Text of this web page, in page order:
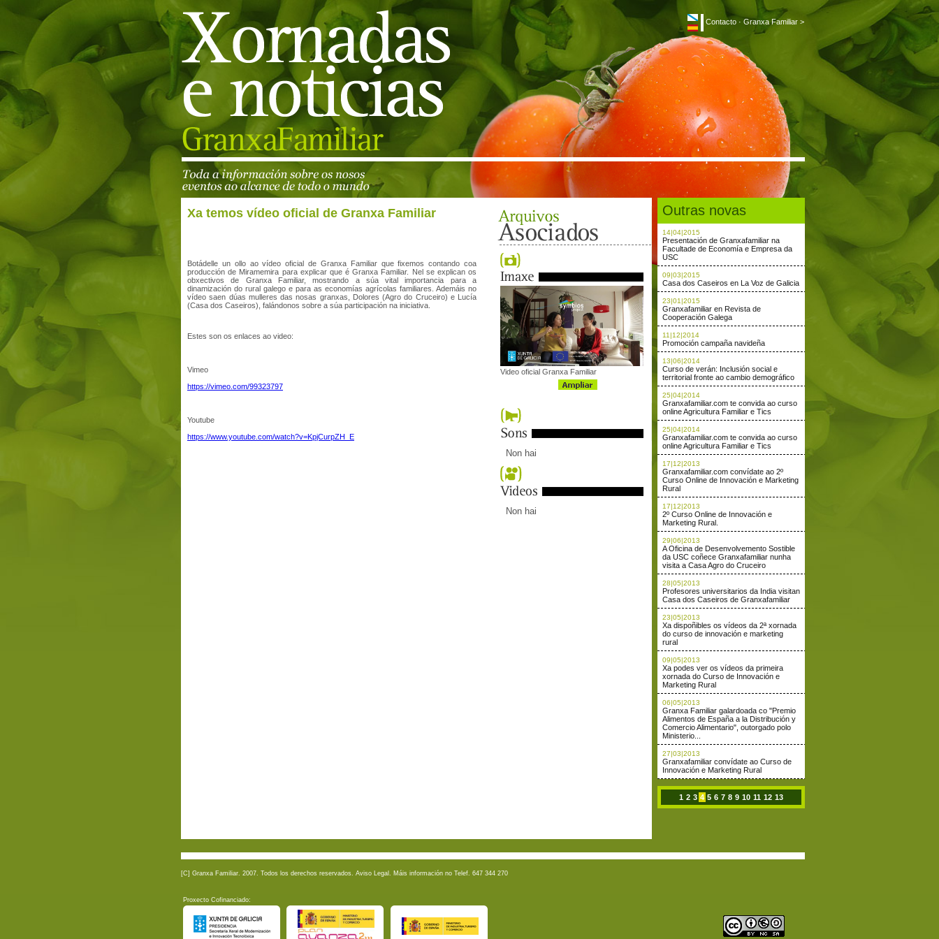
Contacto · Granxa Familiar >
Outras novas
14|04|2015
Presentación de Granxafamiliar na
Facultade de Economía e Empresa da
USC
09|03|2015
Casa dos Caseiros en La Voz de Galicia
23|01|2015
Granxafamiliar en Revista de
Cooperación Galega
11|12|2014
Promoción campaña navideña
13|06|2014
Curso de verán: Inclusión social e
territorial fronte ao cambio demográfico
25|04|2014
Granxafamiliar.com te convida ao curso
online Agricultura Familiar e Tics
25|04|2014
Granxafamiliar.com te convida ao curso
online Agricultura Familiar e Tics
17|12|2013
Granxafamiliar.com convídate ao 2º
Curso Online de Innovación e Marketing
Rural
17|12|2013
2º Curso Online de Innovación e
Marketing Rural.
29|06|2013
A Oficina de Desenvolvemento Sostible
da USC coñece Granxafamiliar nunha
visita a Casa Agro do Cruceiro
28|05|2013
Profesores universitarios da India visitan
Casa dos Caseiros de Granxafamiliar
23|05|2013
Xa dispoñibles os vídeos da 2ª xornada
do curso de innovación e marketing
rural
09|05|2013
Xa podes ver os vídeos da primeira
xornada do Curso de Innovación e
Marketing Rural
06|05|2013
Granxa Familiar galardoada co "Premio
Alimentos de España a la Distribución y
Comercio Alimentario", outorgado polo
Ministerio...
27|03|2013
Granxafamiliar convídate ao Curso de
Innovación e Marketing Rural
1 2 3 4 5 6 7 8 9 10 11 12 13
Video oficial Granxa Familiar
Non hai
Non hai
Xa temos vídeo oficial de Granxa Familiar
Botádelle un ollo ao vídeo oficial de Granxa Familiar que fixemos contando coa
producción de Miramemira para explicar que é Granxa Familiar. Nel se explican os
obxectivos de Granxa Familiar, mostrando a súa vital importancia para a
dinamización do rural galego e para as economías agrícolas familiares. Ademáis no
vídeo saen dúas mulleres das nosas granxas, Dolores (Agro do Cruceiro) e Lucía
(Casa dos Caseiros), falándonos sobre a súa participación na iniciativa.
Estes son os enlaces ao video:
Vimeo
https://vimeo.com/99323797
Youtube
https://www.youtube.com/watch?v=KpjCurpZH_E
[C] Granxa Familiar. 2007. Todos los derechos reservados. Aviso Legal . Máis información no Telef. 647 344 270
Proxecto Cofinanciado: